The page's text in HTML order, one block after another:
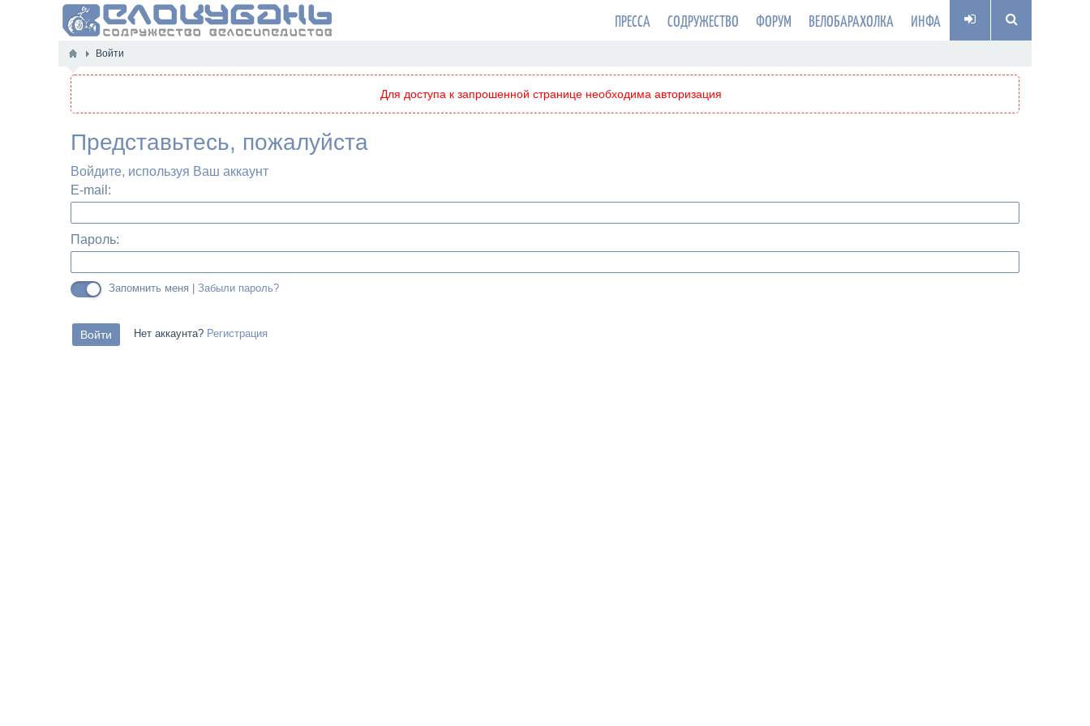
ПРЕССА СОДРУЖЕСТВО ФОРУМ ВЕЛОБАРАХОЛКА ИНФА
Войти
Для доступа к запрошенной странице необходима авторизация
Представьтесь, пожалуйста
Войдите, используя Ваш аккаунт
E-mail:
Пароль:
Запомнить меня | Забыли пароль?
Нет аккаунта? Регистрация